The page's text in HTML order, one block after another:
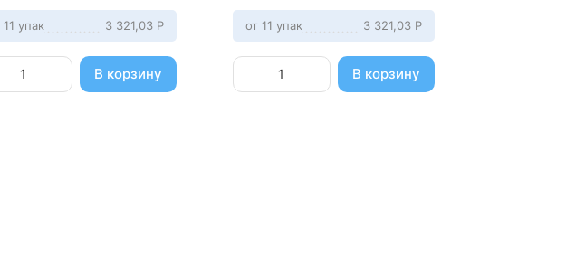
11 упак 3 321,03 Р
В корзину
от 11 упак 3 321,03 Р
В корзину